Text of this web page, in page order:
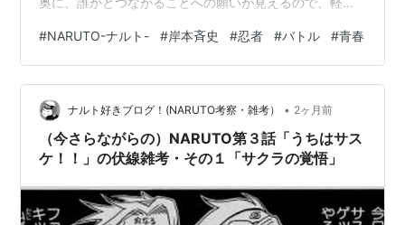
ちた月から照らす道〜』の読み切りがWJ2016年21・22
合併号に掲載予定。
『BORUTO-ボルト-』がWJ2016年23号より月イチで連
載開始予定。原作・監修を岸本、脚本を小太刀右京、漫
画を池本幹雄がそれぞれ担当する。
2002年10月よりテレビアニメ化、2007年2月15日から
びの里にいる少年を眺めるように この作品では、うずま
きナルトを中心に物語が進みます。最初から完璧な人物
としてではなく、迷いや悔しさを抱えながら進んでいく
姿が描かれるため、少しずつ応援したくなる流れがあり
ます。 舞台には忍の里、術、師弟関係、仲間との任務と
いった要素があります。けれど、読み味の…
#NARUTO-ナルト- #岸本斉史 #忍者 #バトル #青春
ナルト好きブログ！(NARUTO考察・雑考） • 2ヶ月前
（今さらながらの）NARUTO第３話「うちはサス
ケ！！」の伏線雑考・その１「サクラの覚悟」